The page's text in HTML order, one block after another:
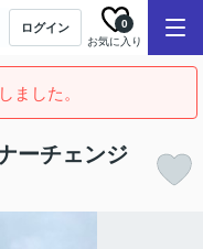
ログイン
お気に入り
0
ました。
ーチェンジ